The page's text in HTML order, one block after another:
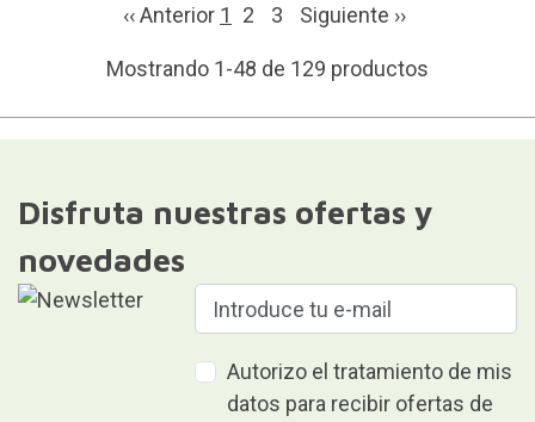
‹‹ Anterior 1 2 3 Siguiente ››
Mostrando 1-48 de 129 productos
Disfruta nuestras ofertas y
novedades
Autorizo el tratamiento de mis
datos para recibir ofertas de